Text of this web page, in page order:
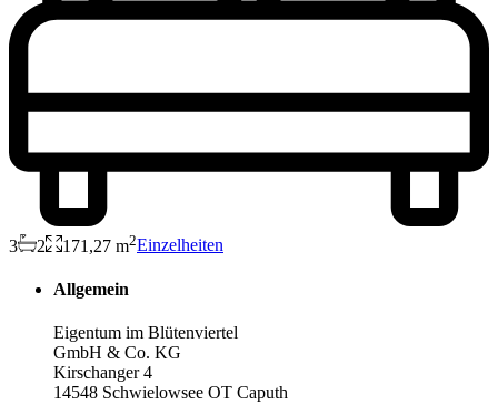
3 2 171,27 m2Einzelheiten
Allgemein
Eigentum im Blütenviertel
GmbH & Co. KG
Kirschanger 4
14548 Schwielowsee OT Caputh